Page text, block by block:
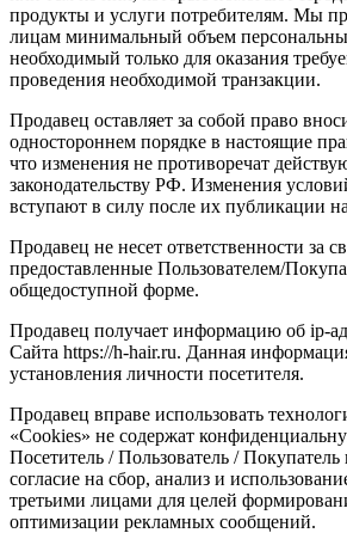
продукты и услуги потребителям. Мы
лицам минимальный объем
необходимый только для оказания
проведения необходимой транзакции.
Продавец оставляет за собой право
одностороннем порядке в настоящие
что изменения не противоречат
законодательству РФ. Изменения
вступают в силу после их публикации
Продавец не несет ответственности за
предоставленные Пользователем/
общедоступной форме.
Продавец получает информацию об ip-
Сайта https://h-hair.ru. Данная
установления личности посетителя.
Продавец вправе использовать
«Cookies» не содержат
Посетитель / Пользователь /
согласие на сбор, анализ и
третьими лицами для целей
оптимизации рекламных сообщений.